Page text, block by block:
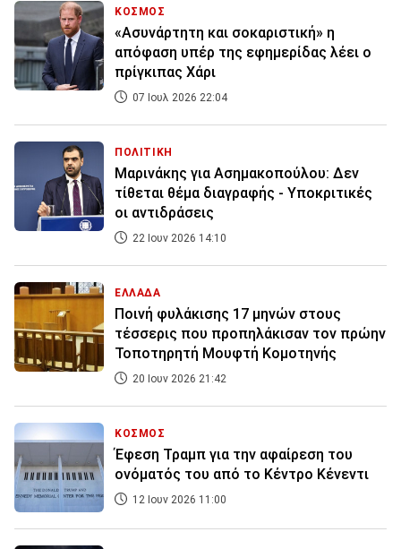
ΚΟΣΜΟΣ
«Ασυνάρτητη και σοκαριστική» η
απόφαση υπέρ της εφημερίδας λέει ο
πρίγκιπας Χάρι
07 Ιουλ 2026 22:04
ΠΟΛΙΤΙΚΗ
Μαρινάκης για Ασημακοπούλου: Δεν
τίθεται θέμα διαγραφής - Υποκριτικές
οι αντιδράσεις
22 Ιουν 2026 14:10
ΕΛΛΑΔΑ
Ποινή φυλάκισης 17 μηνών στους
τέσσερις που προπηλάκισαν τον πρώην
Τοποτηρητή Μουφτή Κομοτηνής
20 Ιουν 2026 21:42
ΚΟΣΜΟΣ
Έφεση Τραμπ για την αφαίρεση του
ονόματός του από το Κέντρο Κένεντι
12 Ιουν 2026 11:00